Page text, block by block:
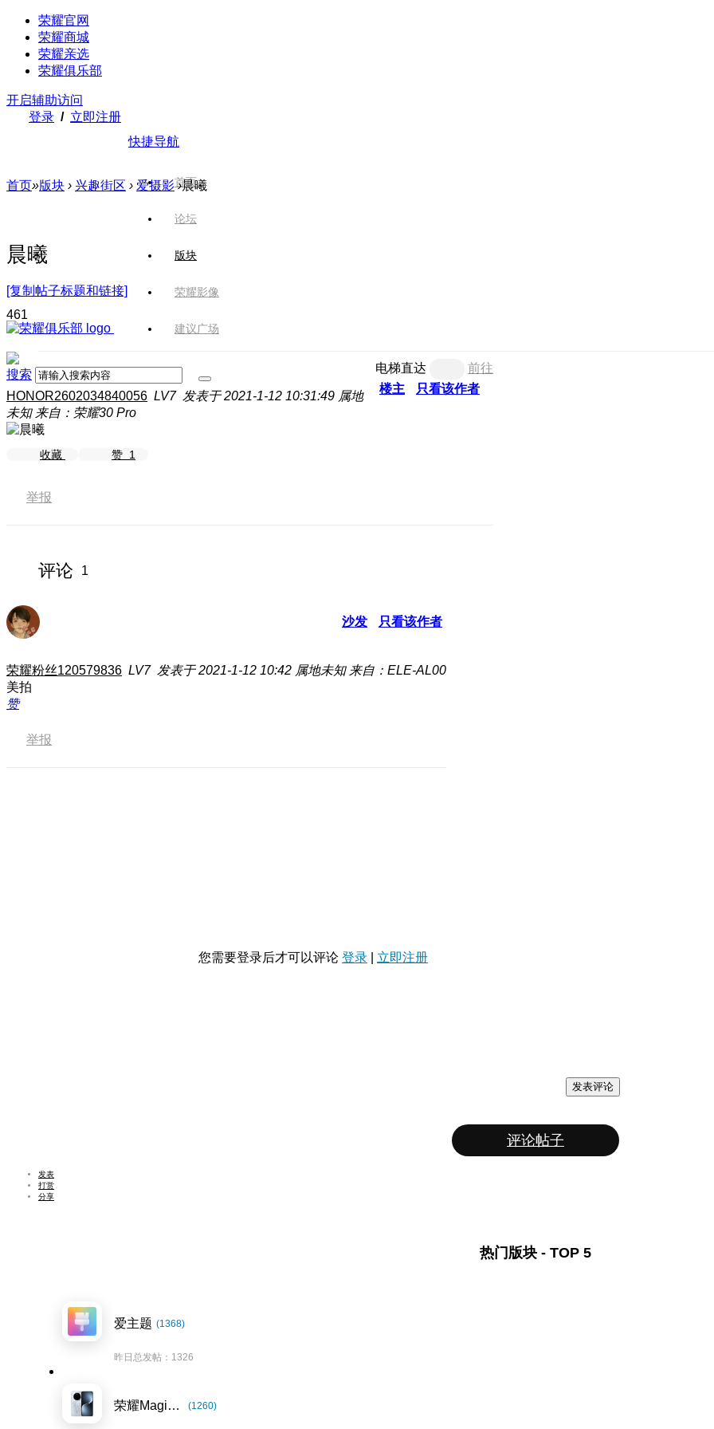
荣耀官网
荣耀商城
荣耀亲选
荣耀俱乐部
开启辅助访问
登录 / 立即注册
快捷导航
首页
论坛
版块
荣耀影像
建议广场
搜索
首页»版块 › 兴趣街区 › 爱摄影 ›晨曦
晨曦
[复制帖子标题和链接]
461
电梯直达
前往
楼主
只看该作者
HONOR2602034840056 LV7 发表于 2021-1-12 10:31:49 属地
未知 来自：荣耀30 Pro
收藏 赞 1
举报
评论 1
沙发 只看该作者
荣耀粉丝120579836 LV7 发表于 2021-1-12 10:42 属地未知 来自：ELE-AL00
美拍
赞
举报
您需要登录后才可以评论 登录 立即注册
发表评论
评论帖子
发表
打赏
分享
热门版块 - TOP 5
爱主题 (1368)
昨日总发帖：1326
荣耀Magic7系列 (1260)